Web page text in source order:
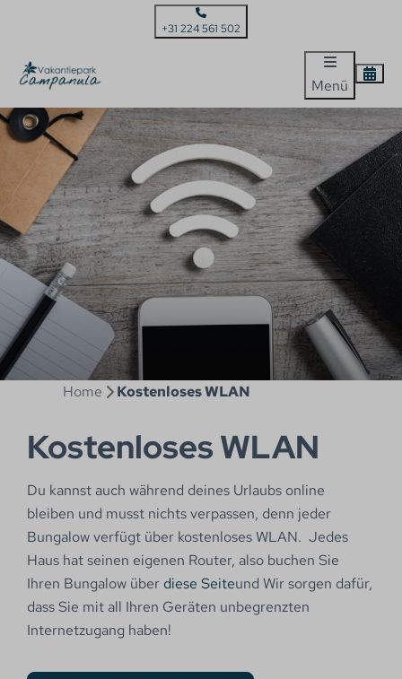
+31 224 561 502
Menü
Home Kostenloses WLAN
Kostenloses WLAN
Du kannst auch während deines Urlaubs online
bleiben und musst nichts verpassen, denn jeder
Bungalow verfügt über kostenloses WLAN. Jedes
Haus hat seinen eigenen Router, also buchen Sie
Ihren Bungalow über diese Seiteund Wir sorgen dafür,
dass Sie mit all Ihren Geräten unbegrenzten
Internetzugang haben!